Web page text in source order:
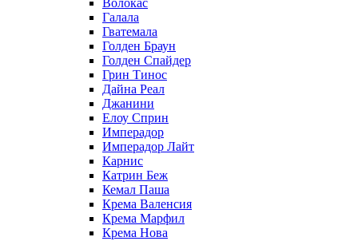
Волокас
Галала
Гватемала
Голден Браун
Голден Спайдер
Грин Тинос
Дайна Реал
Джанини
Елоу Сприн
Имперадор
Имперадор Лайт
Карнис
Катрин Беж
Кемал Паша
Крема Валенсия
Крема Марфил
Крема Нова